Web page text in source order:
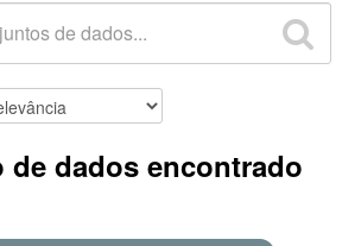
de dados encontrado